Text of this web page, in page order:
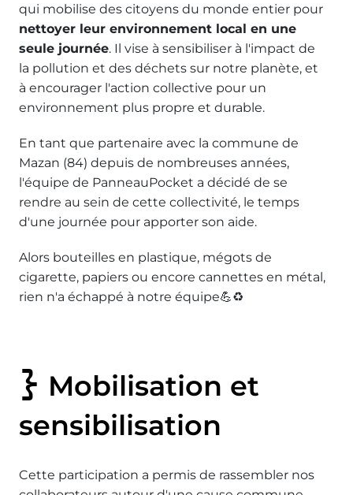
qui mobilise des citoyens du monde entier pour
nettoyer leur environnement local en une
seule journée. Il vise à sensibiliser à l'impact de
la pollution et des déchets sur notre planète, et
à encourager l'action collective pour un
environnement plus propre et durable.
En tant que partenaire avec la commune de
Mazan (84) depuis de nombreuses années,
l'équipe de PanneauPocket a décidé de se
rendre au sein de cette collectivité, le temps
d'une journée pour apporter son aide.
Alors bouteilles en plastique, mégots de
cigarette, papiers ou encore cannettes en métal,
rien n'a échappé à notre équipe💪♻️
Mobilisation et
sensibilisation
Cette participation a permis de rassembler nos